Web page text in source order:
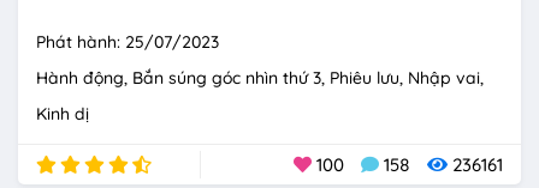
Phát hành: 25/07/2023
Hành động Bắn súng góc nhìn thứ 3 Phiêu lưu Nhập vai
Kinh dị
100 158 236161